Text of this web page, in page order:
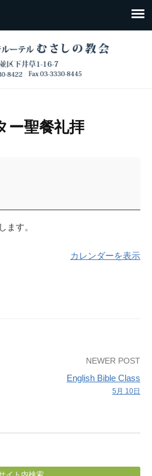
ー聖餐礼拝
ます。
カレンダーを表示
NEWER POST
English Bible Class
5月 10日